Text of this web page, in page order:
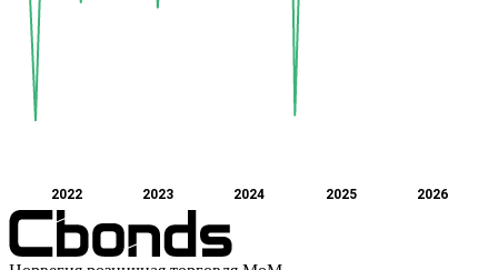
2022 2023 2024 2025 2026